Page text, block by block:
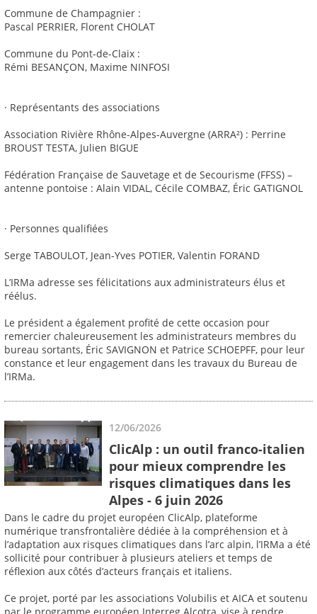
Commune de Champagnier :
Pascal PERRIER, Florent CHOLAT
Commune du Pont-de-Claix :
Rémi BESANÇON, Maxime NINFOSI
· Représentants des associations
Association Rivière Rhône-Alpes-Auvergne (ARRA²) : Perrine
BROUST TESTA, Julien BIGUE
Fédération Française de Sauvetage et de Secourisme (FFSS) –
antenne pontoise : Alain VIDAL, Cécile COMBAZ, Éric GATIGNOL
· Personnes qualifiées
Serge TABOULOT, Jean-Yves POTIER, Valentin FORAND
L’IRMa adresse ses félicitations aux administrateurs élus et
réélus.
Le président a également profité de cette occasion pour
remercier chaleureusement les administrateurs membres du
bureau sortants, Éric SAVIGNON et Patrice SCHOEPFF, pour leur
constance et leur engagement dans les travaux du Bureau de
l’IRMa.
12/06/2026
ClicAlp : un outil franco-italien
pour mieux comprendre les
risques climatiques dans les
Alpes - 6 juin 2026
Dans le cadre du projet européen ClicAlp, plateforme
numérique transfrontalière dédiée à la compréhension et à
l’adaptation aux risques climatiques dans l’arc alpin, l’IRMa a été
sollicité pour contribuer à plusieurs ateliers et temps de
réflexion aux côtés d’acteurs français et italiens.
Ce projet, porté par les associations Volubilis et AICA et soutenu